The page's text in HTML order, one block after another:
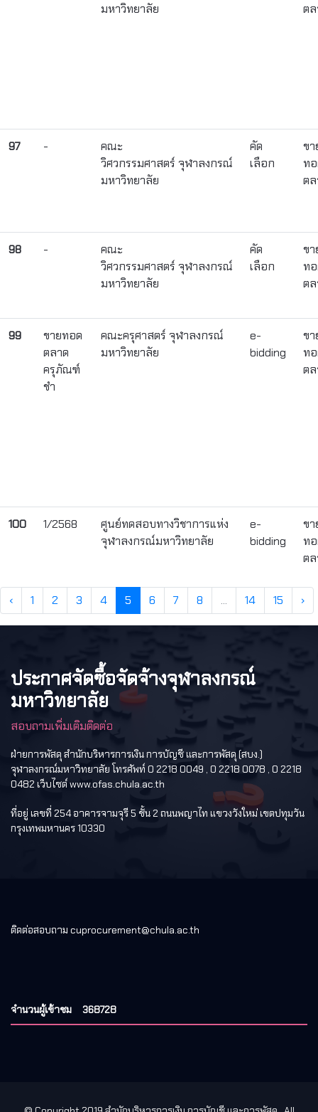
มหาวิทยาลัย
ต
97 -
คณะ
วิศวกรรมศาสตร์ จุฬาลงกรณ์
มหาวิทยาลัย
คัด
เลือก
ขา
ท
ต
98 -
คณะ
วิศวกรรมศาสตร์ จุฬาลงกรณ์
มหาวิทยาลัย
คัด
เลือก
ขา
ท
ต
99
ขายทอด
ตลาด
ครุภัณฑ์
ชำ
คณะครุศาสตร์ จุฬาลงกรณ์
มหาวิทยาลัย
e-
bidding
ขา
ท
ต
100 1/2568
ศูนย์ทดสอบทางวิชาการแห่ง
จุฬาลงกรณ์มหาวิทยาลัย
e-
bidding
ขา
ท
ต
‹ 1 2 3 4 5 6 7 8 ... 14 15 ›
ประกาศจัดซื้อจัดจ้างจุฬาลงกรณ์
มหาวิทยาลัย
สอบถามเพิ่มเติมติดต่อ
ฝ่ายการพัสดุ สำนักบริหารการเงิน การบัญชี และการพัสดุ (สบง.)
จุฬาลงกรณ์มหาวิทยาลัย โทรศัพท์ 0 2218 0049 , 0 2218 0078 , 0 2218
0482 เว็บไซต์ www.ofas.chula.ac.th
ที่อยู่ เลขที่ 254 อาคารจามจุรี 5 ชั้น 2 ถนนพญาไท แขวงวังใหม่ เขตปทุมวัน
กรุงเทพมหานคร 10330
ติดต่อสอบถาม cuprocurement@chula.ac.th
จำนวนผู้เข้าชม 368728